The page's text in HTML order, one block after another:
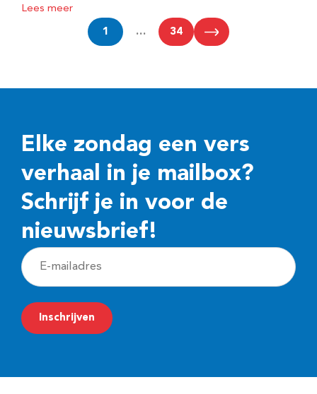
Lees meer
1 … 34
Elke zondag een vers
verhaal in je mailbox?
Schrijf je in voor de
nieuwsbrief!
E
-
m
a
Inschrijven